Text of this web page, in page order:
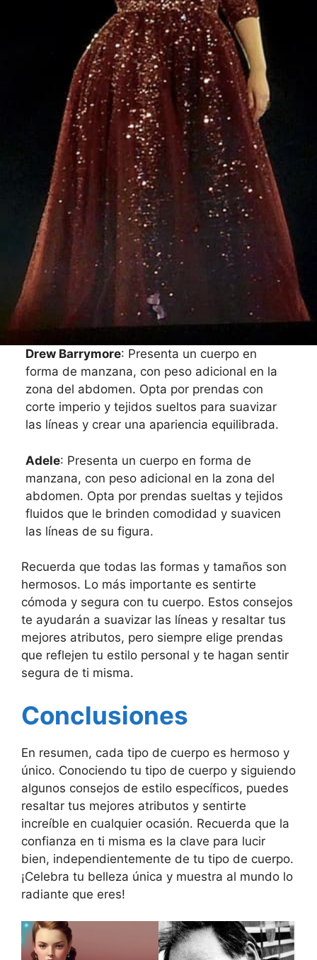
Drew Barrymore: Presenta un cuerpo en
forma de manzana, con peso adicional en la
zona del abdomen. Opta por prendas con
corte imperio y tejidos sueltos para suavizar
las líneas y crear una apariencia equilibrada.
Adele: Presenta un cuerpo en forma de
manzana, con peso adicional en la zona del
abdomen. Opta por prendas sueltas y tejidos
fluidos que le brinden comodidad y suavicen
las líneas de su figura.
Recuerda que todas las formas y tamaños son
hermosos. Lo más importante es sentirte
cómoda y segura con tu cuerpo. Estos consejos
te ayudarán a suavizar las líneas y resaltar tus
mejores atributos, pero siempre elige prendas
que reflejen tu estilo personal y te hagan sentir
segura de ti misma.
Conclusiones
En resumen, cada tipo de cuerpo es hermoso y
único. Conociendo tu tipo de cuerpo y siguiendo
algunos consejos de estilo específicos, puedes
resaltar tus mejores atributos y sentirte
increíble en cualquier ocasión. Recuerda que la
confianza en ti misma es la clave para lucir
bien, independientemente de tu tipo de cuerpo.
¡Celebra tu belleza única y muestra al mundo lo
radiante que eres!